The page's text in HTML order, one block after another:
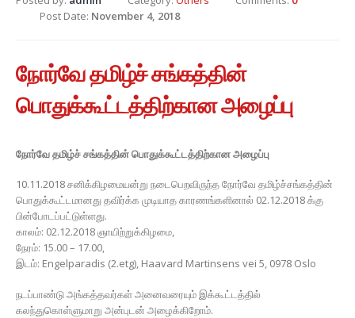
Post Date: November 4, 2018
நோர்வே தமிழ்ச் சங்கத்தின்
பொதுக்கூட்டத்திற்கான அழைப்பு
நோர்வே தமிழ்ச் சங்கத்தின் பொதுக்கூட்டத்திற்கான அழைப்பு
10.11.2018 சனிக்கிழமையன்று நடைபெறவிருந்த நோர்வே தமிழ்ச்சங்கத்தின்
பொதுக்கூட்டமானது தவிர்க்க முடியாத காரணங்களினால் 02.12.2018 க்கு
பின்போடப்பட்டுள்ளது.
காலம்: 02.12.2018 ஞாயிற்றுக்கிழமை,
நேரம்: 15.00 – 17.00,
இடம்: Engelparadis (2.etg), Haavard Martinsens vei 5, 0978 Oslo
நடப்பாண்டு அங்கத்தவர்கள் அனைவரையும் இக்கூட்டத்தில்
கலந்துகொள்ளுமாறு அன்புடன் அழைக்கிறோம்.